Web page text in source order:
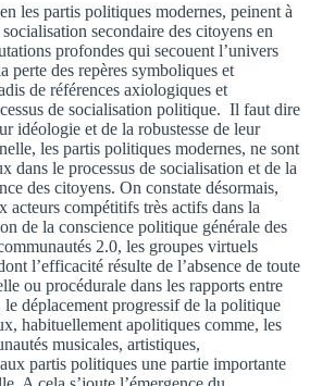
les partis politiques modernes, peinent à
secondaire des citoyens en
profondes qui secouent l’univers
perte des repères symboliques et
de références axiologiques et
de socialisation politique. Il faut dire
idéologie et de la robustesse de leur
les partis politiques modernes, ne sont
dans le processus de socialisation et de la
des citoyens. On constate désormais,
acteurs compétitifs très actifs dans la
de la conscience politique générale des
2.0, les groupes virtuels
l’efficacité résulte de l’absence de toute
ou procédurale dans les rapports entre
déplacement progressif de la politique
habituellement apolitiques comme, les
musicales, artistiques,
partis politiques une partie importante